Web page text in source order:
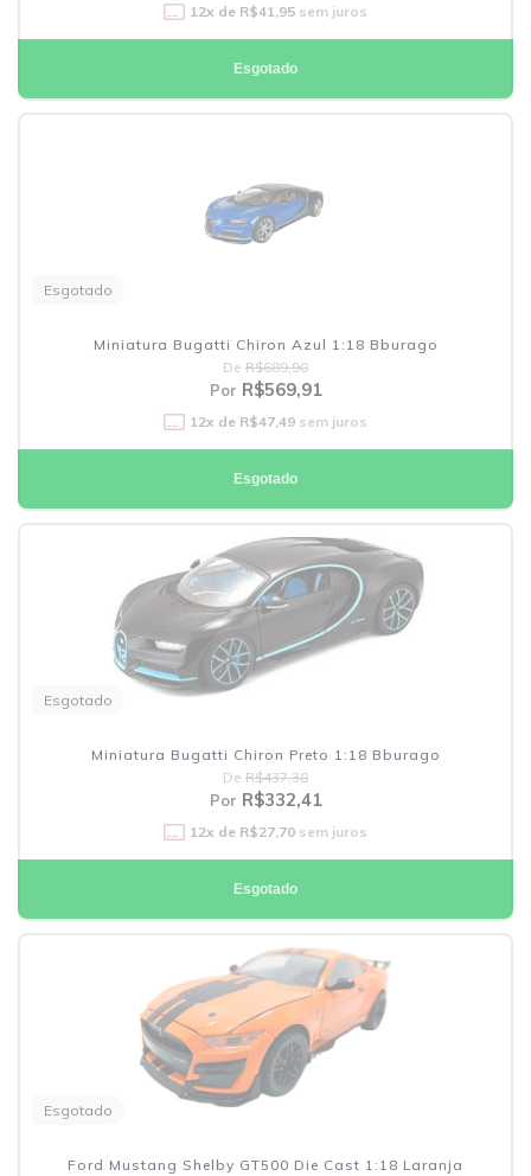
12x de R$41,95 sem juros
Esgotado
Esgotado
Miniatura Bugatti Chiron Azul 1:18 Bburago
De R$689,90
Por R$569,91
12x de R$47,49 sem juros
Esgotado
Esgotado
Miniatura Bugatti Chiron Preto 1:18 Bburago
De R$437,38
Por R$332,41
12x de R$27,70 sem juros
Esgotado
Esgotado
Ford Mustang Shelby GT500 Die Cast 1:18 Laranja